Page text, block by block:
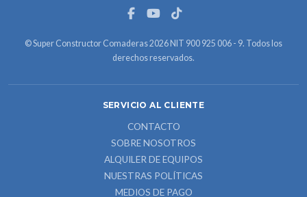
© Super Constructor Comaderas 2026 NIT 900 925 006 - 9. Todos los
derechos reservados.
SERVICIO AL CLIENTE
CONTACTO
SOBRE NOSOTROS
ALQUILER DE EQUIPOS
NUESTRAS POLÍTICAS
MEDIOS DE PAGO